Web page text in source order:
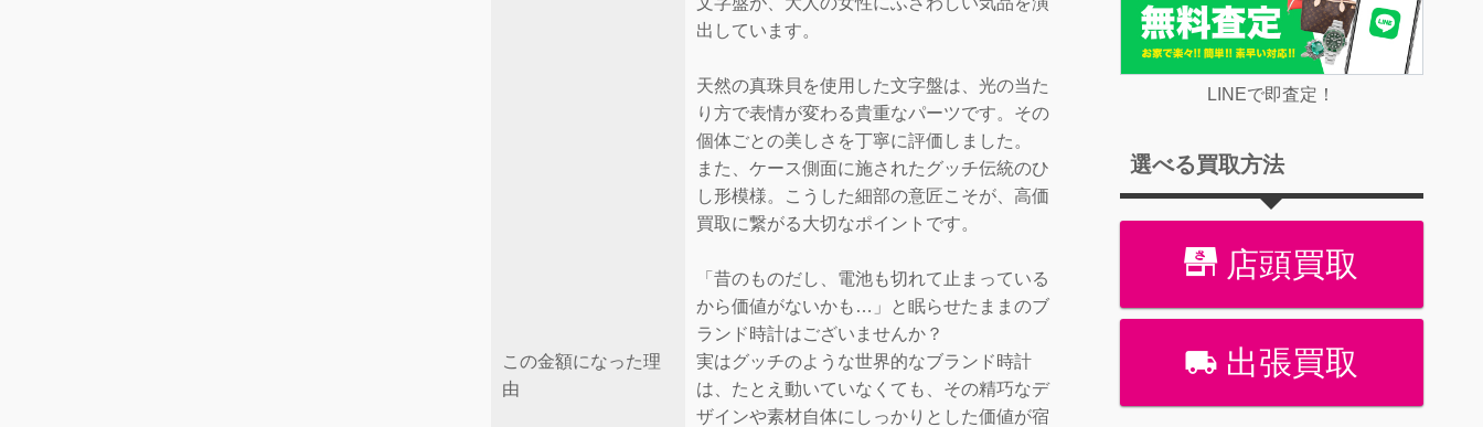
この金額になった理
由
出しています。
天然の真珠貝を使用した文字盤は、光の当た
り方で表情が変わる貴重なパーツです。その
個体ごとの美しさを丁寧に評価しました。
また、ケース側面に施されたグッチ伝統のひ
し形模様。こうした細部の意匠こそが、高価
買取に繋がる大切なポイントです。
「昔のものだし、電池も切れて止まっている
から価値がないかも…」と眠らせたままのブ
ランド時計はございませんか？
実はグッチのような世界的なブランド時計
は、たとえ動いていなくても、その精巧なデ
ザインや素材自体にしっかりとした価値が宿
LINEで即査定！
選べる買取方法
店頭買取
出張買取